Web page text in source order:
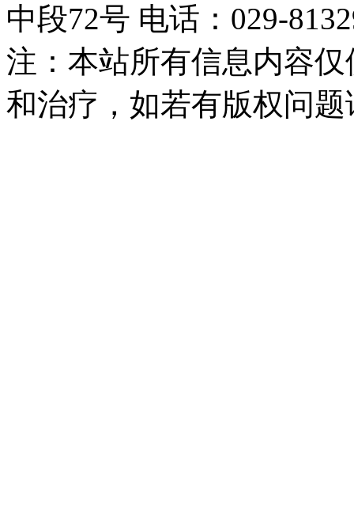
中段72号 电话：029-
注：本站所有信息内容
和治疗，如若有版权问